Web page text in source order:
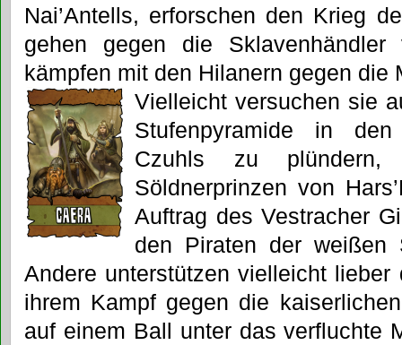
Nai’Antells, erforschen den Krieg
gehen gegen die
kämpfen mit den Hilanern gegen die
Vielleicht versuchen sie
Stufenpyramide in
Czuhls zu
Söldnerprinzen von
Auftrag des Vestracher
den Piraten der weißen
Andere unterstützen vielleicht
ihrem Kampf gegen die
auf einem Ball unter das verfluchte